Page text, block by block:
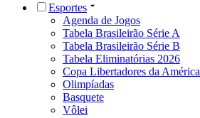
Esportes
Agenda de Jogos
Tabela Brasileirão Série A
Tabela Brasileirão Série B
Tabela Eliminatórias 2026
Copa Libertadores da América
Olimpíadas
Basquete
Vôlei